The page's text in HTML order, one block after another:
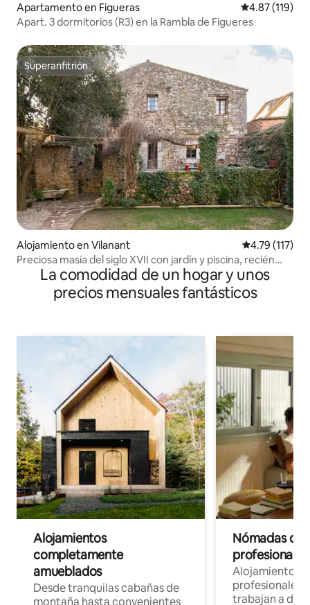
Apartamento en Figueras Calificación
4.87 (119)
Apart. 3 dormitorios (R3) en la Rambla de Figueres
Superanfitrión
Superanfitrión
Alojamiento en Vilanant Calificación
4.79 (117)
Preciosa masía del siglo XVII con jardín y piscina, recién
restaurada.
La comodidad de un hogar y unos
precios mensuales fantásticos
Alojamientos
completamente
amueblados
Desde tranquilas cabañas de
montaña hasta convenientes
Nómadas
Alojamientos
profesionales
trabajan a